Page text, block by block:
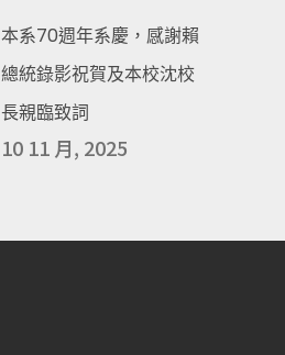
本系70週年系慶，感謝賴
總統錄影祝賀及本校沈校
長親臨致詞
10 11 月, 2025